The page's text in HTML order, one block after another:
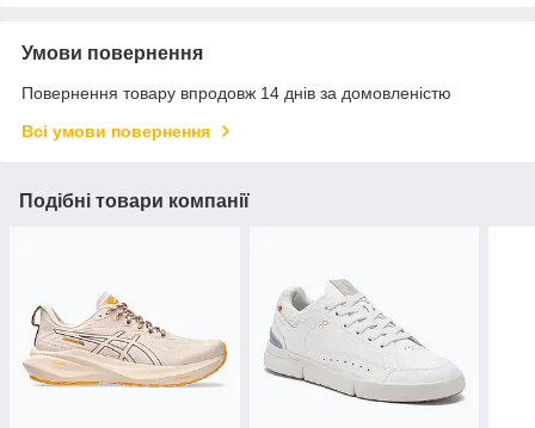
Умови повернення
Повернення товару впродовж 14 днів за домовленістю
Всі умови повернення
Подібні товари компанії